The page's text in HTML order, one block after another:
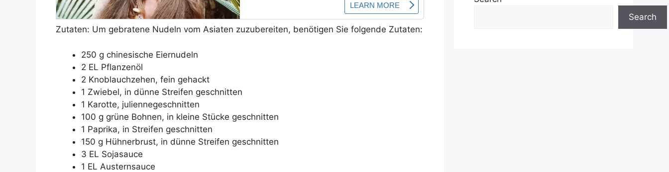
Zutaten: Um gebratene Nudeln vom Asiaten zuzubereiten, benötigen Sie folgende Zutaten:
250 g chinesische Eiernudeln
2 EL Pflanzenöl
2 Knoblauchzehen, fein gehackt
1 Zwiebel, in dünne Streifen geschnitten
1 Karotte, juliennegeschnitten
100 g grüne Bohnen, in kleine Stücke geschnitten
1 Paprika, in Streifen geschnitten
150 g Hühnerbrust, in dünne Streifen geschnitten
3 EL Sojasauce
1 EL Austernsauce
Search